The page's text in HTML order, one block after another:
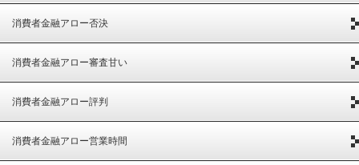
消費者金融アロー否決
消費者金融アロー審査甘い
消費者金融アロー評判
消費者金融アロー営業時間